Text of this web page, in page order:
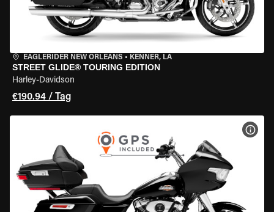
EAGLERIDER NEW ORLEANS • KENNER, LA
STREET GLIDE® TOURING EDITION
Harley-Davidson
€190.94 / Tag